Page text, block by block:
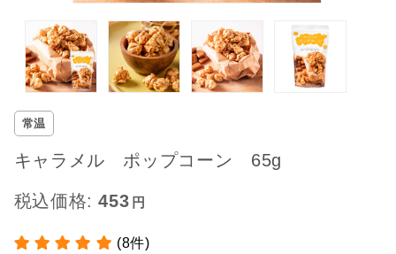
常温
キャラメル ポップコーン 65g
税込価格:453
(8件)